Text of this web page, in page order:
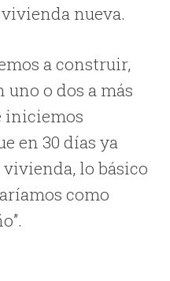
nueva.
a construir,
uno o dos a más
iniciemos
en 30 días ya
lo básico
como